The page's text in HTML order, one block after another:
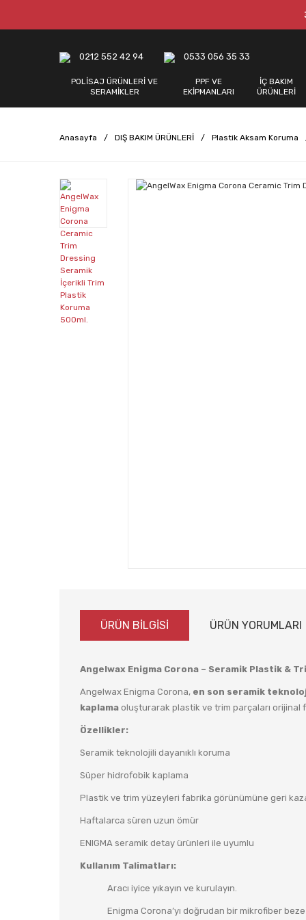
0212 552 42 94 0533 056 35 33
POLİSAJ ÜRÜNLERİ VE
SERAMİKLER
PPF VE
EKİPMANLARI
İÇ BAKIM
ÜRÜNLERİ
Anasayfa DIŞ BAKIM ÜRÜNLERİ Plastik Aksam Koruma
ÜRÜN BİLGİSİ ÜRÜN YORUMLARI
Angelwax Enigma Corona – Seramik Plastik &
Angelwax Enigma Corona, en son seramik
kaplama oluşturarak plastik ve trim parçaları orijinal
Özellikler:
Seramik teknolojili dayanıklı koruma
Süper hidrofobik kaplama
Plastik ve trim yüzeyleri fabrika görünümüne geri
Haftalarca süren uzun ömür
ENIGMA seramik detay ürünleri ile uyumlu
Kullanım Talimatları:
Aracı iyice yıkayın ve kurulayın.
Enigma Corona’yı doğrudan bir mikrofiber